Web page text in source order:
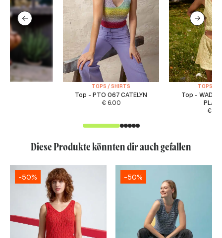
TOPS / SHIRTS
Top - PTO 067 CATELYN
€6.00
TOPS /
Top - WAD
€
Diese Produkte könnten dir auch gefallen
-50% -50%